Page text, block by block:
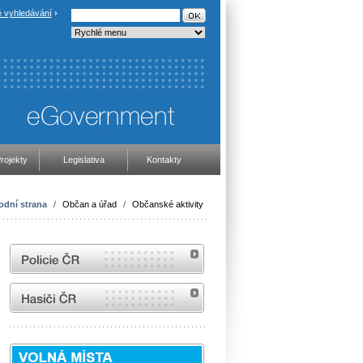
vyhledávání
Legislativa Kontakty
strana / Občan a úřad / Občanské aktivity
internetové stránky Policie ČR
internetové stránky Hasiči ČR